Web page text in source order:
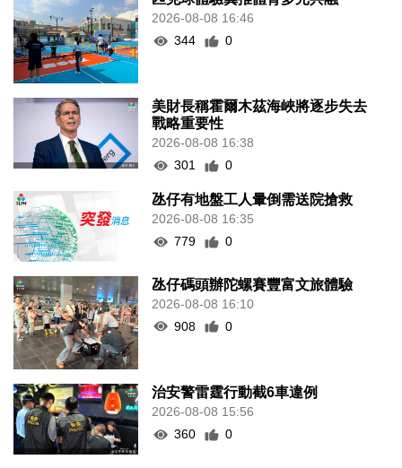
2026-08-08 16:46
344
0
美財長稱霍爾木茲海峽將逐步失去
戰略重要性
2026-08-08 16:38
301
0
氹仔有地盤工人暈倒需送院搶救
2026-08-08 16:35
779
0
氹仔碼頭辦陀螺賽豐富文旅體驗
2026-08-08 16:10
908
0
治安警雷霆行動截6車違例
2026-08-08 15:56
360
0